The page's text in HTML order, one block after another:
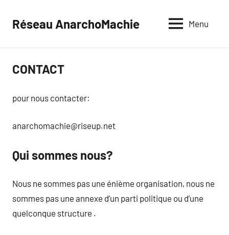
Réseau AnarchoMachie Menu
_
CONTACT
pour nous contacter:
anarchomachie@riseup.net
_
Qui sommes nous?
Nous ne sommes pas une énième organisation, nous ne
sommes pas une annexe d’un parti politique ou d’une
quelconque structure .